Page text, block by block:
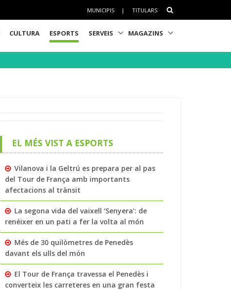
MUNICIPIS | TITULARS
CULTURA ESPORTS SERVEIS MAGAZINS
EL MÉS VIST A ESPORTS
Vilanova i la Geltrú es prepara per al pas
del Tour de França amb importants
afectacions al trànsit
La segona vida del vaixell ‘Senyera’: de
renéixer en un pati a fer la volta al món
Més de 30 quilòmetres de Penedès
davant els ulls del món
El Tour de França travessa el Penedès i
converteix les carreteres en una gran festa